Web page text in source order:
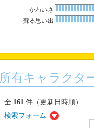
かわいさ
蘇る思い出
所有キャラクタ
全 161 件（更新日時順）
検索フォーム